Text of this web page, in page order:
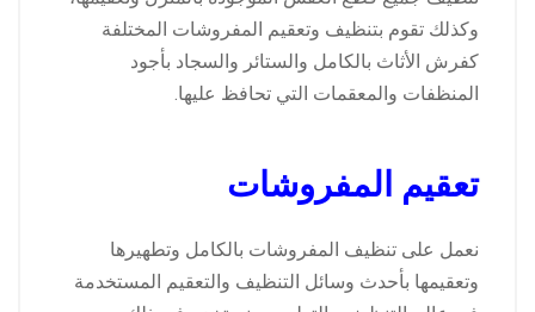
وكذلك تقوم بتنظيف وتعقيم المفروشات المختلفة
كفرش الأثاث بالكامل والستائر والسجاد بأجود
المنظفات والمعقمات التي تحافظ عليها.
تعقيم المفروشات
نعمل على تنظيف المفروشات بالكامل وتطهيرها
وتعقيمها بأحدث وسائل التنظيف والتعقيم المستخدمة